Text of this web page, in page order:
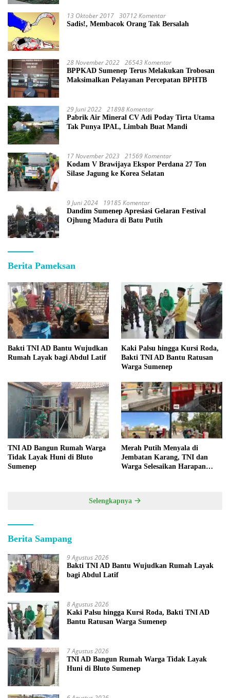
13 Oktober 2017 30712 Komentar
Sadis!, Membacok Orang Tak Bersalah
28 November 2022 26543 Komentar
BPPKAD Sumenep Terus Melakukan Trobosan
Maksimalkan Pelayanan Percepatan BPHTB
29 Juni 2022 21898 Komentar
Pabrik Air Mineral CV Adi Poday Tirta Utama
Tak Punya IPAL, Limbah Buat Mandi
17 November 2023 21569 Komentar
Kodam V Brawijaya Ekspor Perdana 27 Ton
Silase Jagung ke Korea Selatan
9 Juni 2024 19185 Komentar
Dandim Sumenep Apresiasi Gelaran Festival
Ojhung Madura di Batu Putih
Berita Pameksan
Bakti TNI AD Bantu Wujudkan
Rumah Layak bagi Abdul Latif
Kaki Palsu hingga Kursi Roda,
Bakti TNI AD Bantu Ratusan
Warga Sumenep
TNI AD Bangun Rumah Warga
Tidak Layak Huni di Bluto
Sumenep
Merah Putih Menyala di
Jembatan Karang, TNI dan
Warga Selesaikan Harapan
Selengkapnya
Berita Sampang
9 Agustus 2026
Bakti TNI AD Bantu Wujudkan Rumah Layak
bagi Abdul Latif
8 Agustus 2026
Kaki Palsu hingga Kursi Roda, Bakti TNI AD
Bantu Ratusan Warga Sumenep
7 Agustus 2026
TNI AD Bangun Rumah Warga Tidak Layak
Huni di Bluto Sumenep